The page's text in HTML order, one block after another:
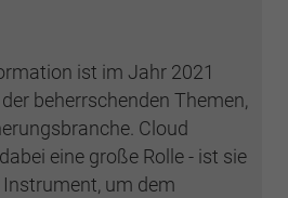
ist im Jahr 2021
beherrschenden Themen,
Cloud
eine große Rolle - ist sie
um dem